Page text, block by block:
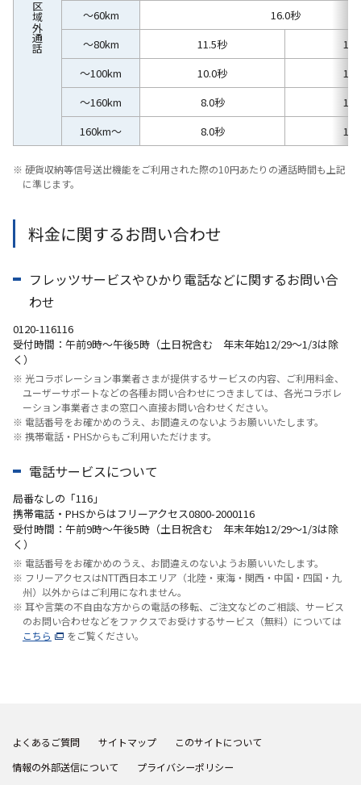
区域外通話
～60km
16.0秒
～80km
11.5秒
～100km
10.0秒
～160km
8.0秒
160km～
8.0秒
※ 硬貨収納等信号送出機能をご利用された際の10円あたりの通話時間も上記
に準じます。
料金に関するお問い合わせ
フレッツサービスやひかり電話などに関するお問い合
わせ
0120-116116
受付時間：午前9時～午後5時（土日祝含む 年末年始12/29～1/3は除
く）
※ 光コラボレーション事業者さまが提供するサービスの内容、ご利用料金、
ユーザーサポートなどの各種お問い合わせにつきましては、各光コラボレ
ーション事業者さまの窓口へ直接お問い合わせください。
※ 電話番号をお確かめのうえ、お間違えのないようお願いいたします。
※ 携帯電話・PHSからもご利用いただけます。
電話サービスについて
局番なしの「116」
携帯電話・PHSからはフリーアクセス0800-2000116
受付時間：午前9時～午後5時（土日祝含む 年末年始12/29～1/3は除
く）
※ 電話番号をお確かめのうえ、お間違えのないようお願いいたします。
※ フリーアクセスはNTT西日本エリア（北陸・東海・関西・中国・四国・九
州）以外からはご利用になれません。
※ 耳や言葉の不自由な方からの電話の移転、ご注文などのご相談、サービス
のお問い合わせなどをファクスでお受けするサービス（無料）については
こちら
をご覧ください。
よくあるご質問 サイトマップ
このサイトについて
情報の外部送信について
プライバシーポリシー